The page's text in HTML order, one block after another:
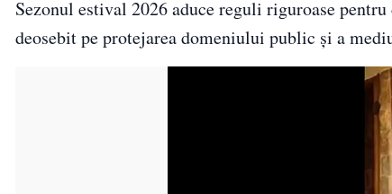
Sezonul estival 2026 aduce reguli riguroase
deosebit pe protejarea domeniului public și a